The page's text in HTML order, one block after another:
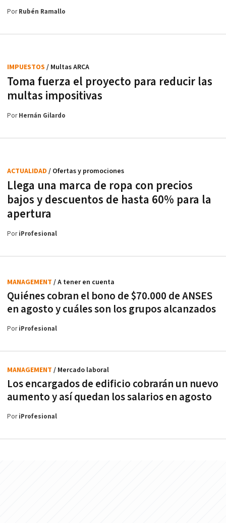
PorRubén Ramallo
Toma fuerza el proyecto para reducir las
multas impositivas
IMPUESTOS / Multas ARCA
PorHernán Gilardo
Llega una marca de ropa con precios
bajos y descuentos de hasta 60% para la
apertura
ACTUALIDAD / Ofertas y promociones
PoriProfesional
Quiénes cobran el bono de $70.000 de ANSES
en agosto y cuáles son los grupos alcanzados
MANAGEMENT / A tener en cuenta
PoriProfesional
Los encargados de edificio cobrarán un nuevo
aumento y así quedan los salarios en agosto
MANAGEMENT / Mercado laboral
PoriProfesional